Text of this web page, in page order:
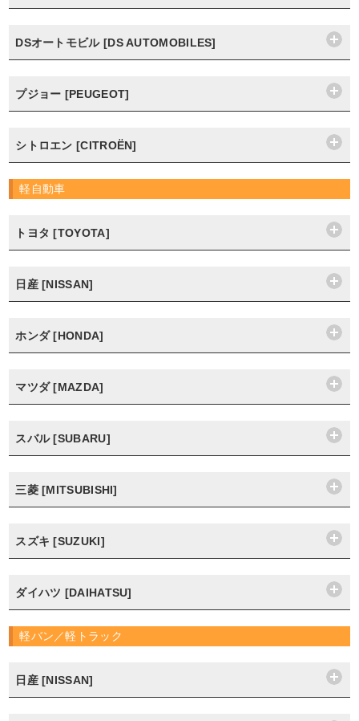
DSオートモビル [DS AUTOMOBILES]
プジョー [PEUGEOT]
シトロエン [CITROËN]
軽自動車
トヨタ [TOYOTA]
日産 [NISSAN]
ホンダ [HONDA]
マツダ [MAZDA]
スバル [SUBARU]
三菱 [MITSUBISHI]
スズキ [SUZUKI]
ダイハツ [DAIHATSU]
軽バン／軽トラック
日産 [NISSAN]